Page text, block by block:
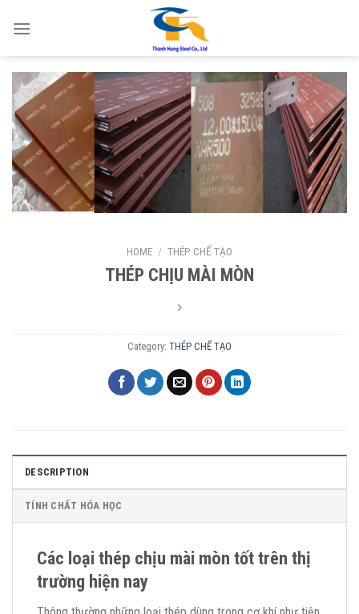
HOME / THÉP CHẾ TẠO
THÉP CHỊU MÀI MÒN
Category: THÉP CHẾ TẠO
DESCRIPTION
TÍNH CHẤT HÓA HỌC
Các loại thép chịu mài mòn tốt trên thị
trường hiện nay